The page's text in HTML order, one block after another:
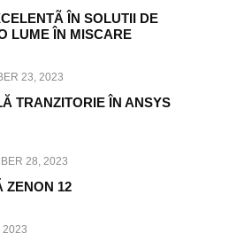
ÎN SOLUTII DE
LUME ÎN MISCARE
23, 2023
TRANZITORIE ÎN ANSYS
28, 2023
ZENON 12
2023